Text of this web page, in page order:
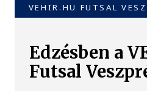
VEHIR.HU FUTSAL
Edzésben a
Futsal